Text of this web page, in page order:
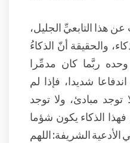
هذا التابعيِّ الجليل،
والحقيقة أنّ الذكاءُ
وحده ربَّما كان مدمِّرا
شديدا، فإذا لم
مبادئ، ولا توجد
الذكاء يكون شؤما
الشريفة: اللهم